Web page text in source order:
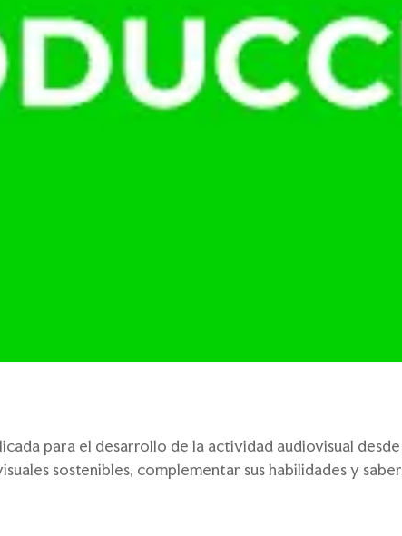
para el desarrollo de la actividad audiovisual
sostenibles, complementar sus habilidades y